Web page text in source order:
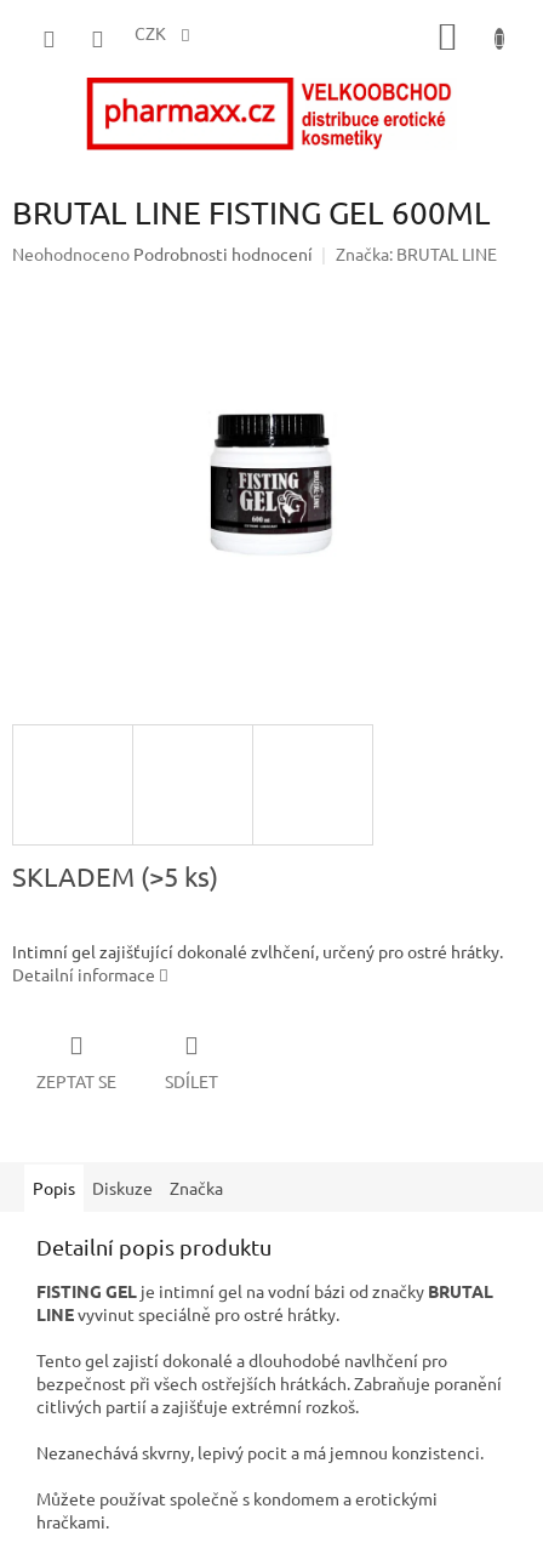
CZK
BRUTAL LINE FISTING GEL 600ML
Průměrné
Neohodnoceno Podrobnosti hodnocení Značka: BRUTAL LINE
SKLADEM (>5 ks)
Intimní gel zajišťující dokonalé zvlhčení, určený pro ostré hrátky.
Detailní informace
ZEPTAT SE SDÍLET
Popis Diskuze Značka
Detailní popis produktu
FISTING GEL je intimní gel na vodní bázi od značky BRUTAL
LINEvyvinut speciálně pro ostré hrátky.
Tento gel zajistí dokonalé a dlouhodobé navlhčení pro
bezpečnost při všech ostřejších hrátkách. Zabraňuje poranění
citlivých partií a zajišťuje extrémní rozkoš.
Nezanechává skvrny, lepivý pocit a má jemnou konzistenci.
Můžete používat společně s kondomem a erotickými
hračkami.